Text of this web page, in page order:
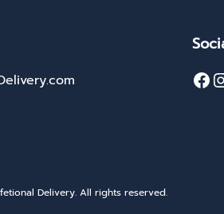
Facebook
Delivery. All rights reserved.